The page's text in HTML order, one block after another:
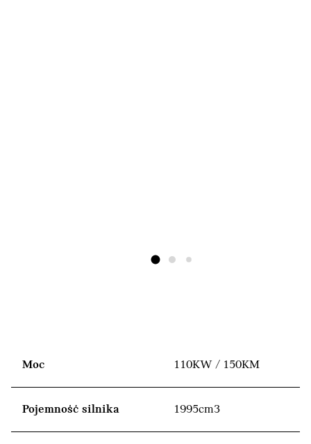
Moc 110KW / 150KM
Pojemność silnika 1995cm3